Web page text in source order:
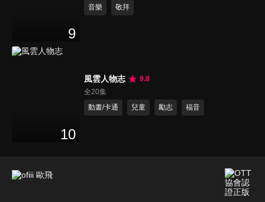
9
音樂
敬拜
10
風雲人物志
9.8
全20集
動畫/卡通
兒童 勵志 福音